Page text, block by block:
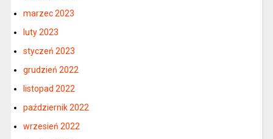
marzec 2023
luty 2023
styczeń 2023
grudzień 2022
listopad 2022
październik 2022
wrzesień 2022